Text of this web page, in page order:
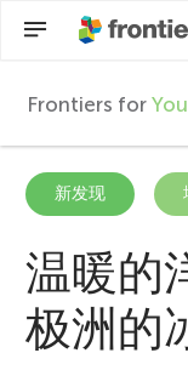
F
r
o
n
Frontiers for
新发现
温暖的
极洲的